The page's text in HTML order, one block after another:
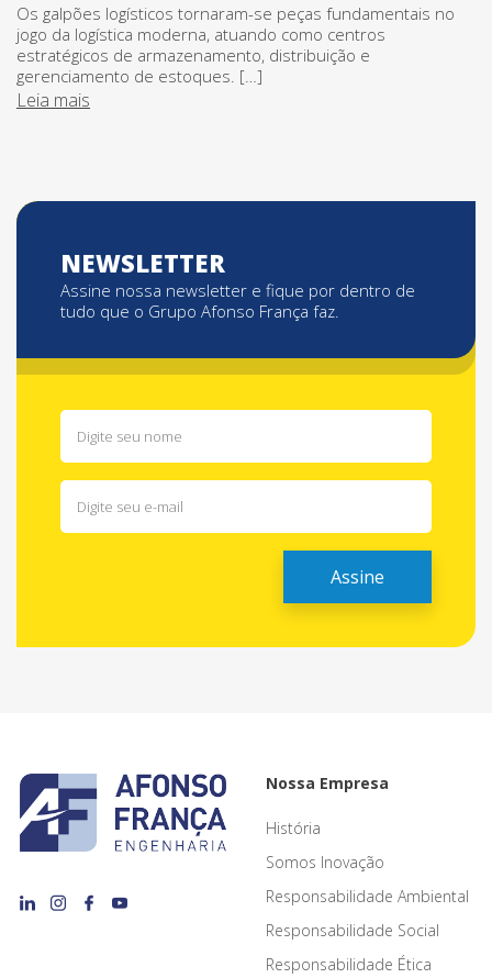
Os galpões logísticos tornaram-se peças fundamentais no
jogo da logística moderna, atuando como centros
estratégicos de armazenamento, distribuição e
gerenciamento de estoques. […]
Leia mais
NEWSLETTER
Assine nossa newsletter e fique por dentro de
tudo que o Grupo Afonso França faz.
Nossa Empresa
História
Somos Inovação
Responsabilidade Ambiental
Responsabilidade Social
Responsabilidade Ética